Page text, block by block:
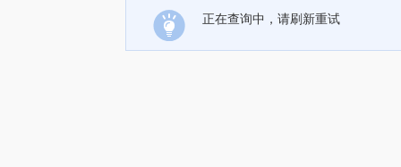
正在查询中，请刷新重试